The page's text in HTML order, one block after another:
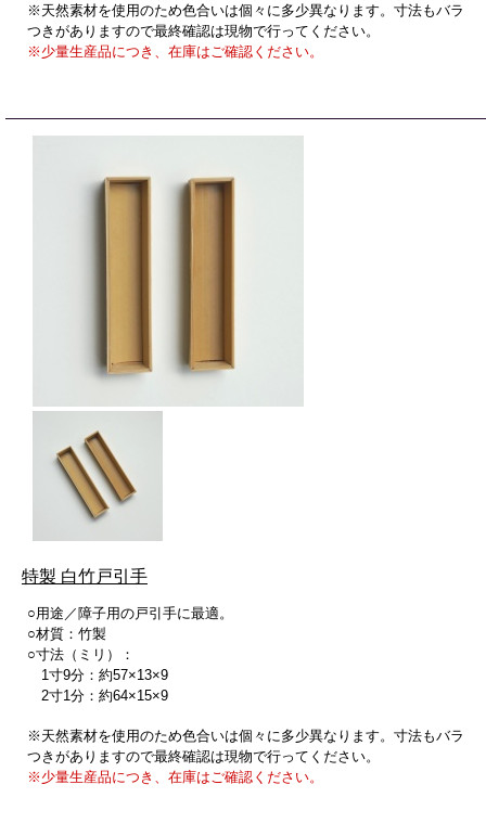
※天然素材を使用のため色合いは個々に多少異なります。寸法もバラ
つきがありますので最終確認は現物で行ってください。
※少量生産品につき、在庫はご確認ください。
特製 白竹戸引手
○用途／障子用の戸引手に最適。
○材質：竹製
○寸法（ミリ）：
1寸9分：約57×13×9
2寸1分：約64×15×9
※天然素材を使用のため色合いは個々に多少異なります。寸法もバラ
つきがありますので最終確認は現物で行ってください。
※少量生産品につき、在庫はご確認ください。